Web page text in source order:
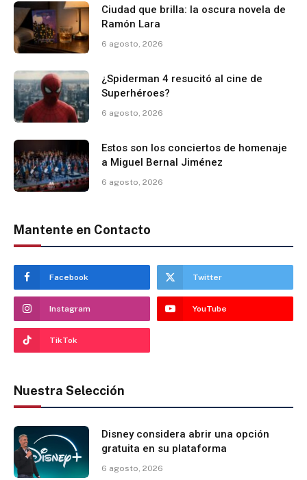
Ciudad que brilla: la oscura novela de
Ramón Lara
6 agosto, 2026
¿Spiderman 4 resucitó al cine de
Superhéroes?
6 agosto, 2026
Estos son los conciertos de homenaje
a Miguel Bernal Jiménez
6 agosto, 2026
Mantente en Contacto
Facebook Twitter
Instagram YouTube
TikTok
Nuestra Selección
Disney considera abrir una opción
gratuita en su plataforma
6 agosto, 2026